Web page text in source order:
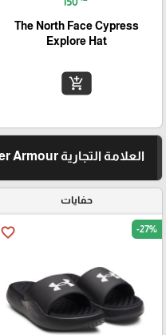
The North Face Cypress
Explore Hat
add_shopping_cart
العلامة التجارية Under Armour
حفايات
favorite_border -27%